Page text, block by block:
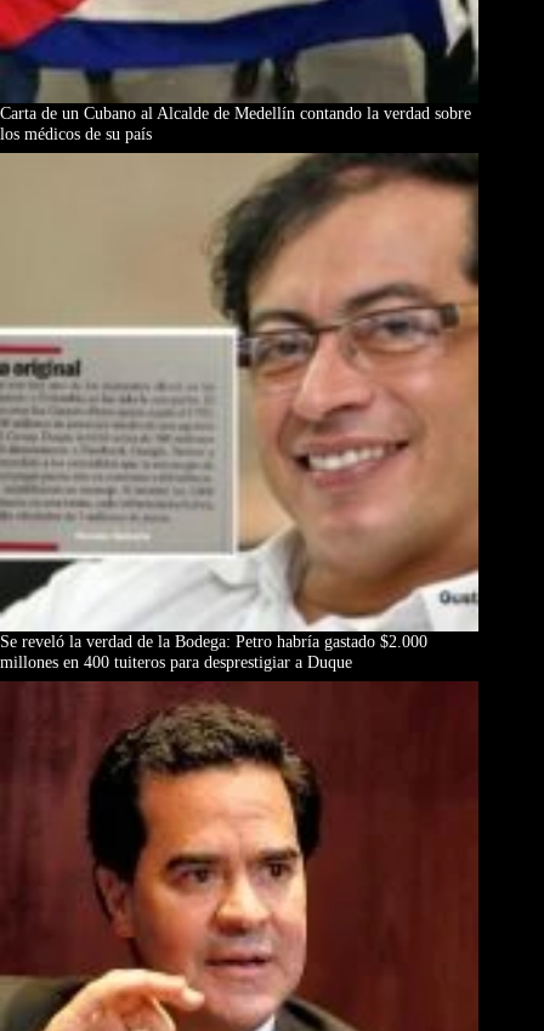
Carta de un Cubano al Alcalde de Medellín contando la verdad sobre
los médicos de su país
Se reveló la verdad de la Bodega: Petro habría gastado $2.000
millones en 400 tuiteros para desprestigiar a Duque